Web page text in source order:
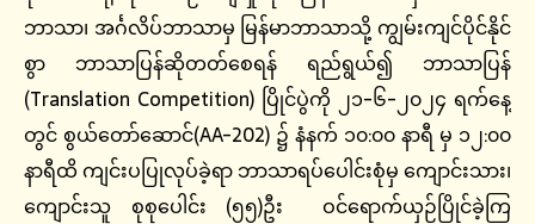
ဘာသာ၊ အင်္ဂလိပ်ဘာသာမှ မြန်မာဘာသာသို့ ကျွမ်းကျင်ပိုင်နိုင်
စွာ ဘာသာပြန်ဆိုတတ်စေရန် ရည်ရွယ်၍ ဘာသာပြန်
(Translation Competition) ပြိုင်ပွဲကို ၂၁-၆-၂၀၂၄ ရက်နေ့
တွင် စွယ်တော်ဆောင်(AA-202) ၌ နံနက် ၁၀:၀၀ နာရီ မှ ၁၂:၀၀
နာရီထိ ကျင်းပပြုလုပ်ခဲ့ရာ ဘာသာရပ်ပေါင်းစုံမှ ကျောင်းသား၊
ကျောင်းသူ စုစုပေါင်း (၅၅)ဦး ဝင်ရောက်ယှဉ်ပြိုင်ခဲ့ကြ